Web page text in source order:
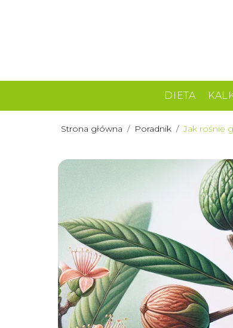
DIETA
Strona główna / Poradnik /Jak rośnie